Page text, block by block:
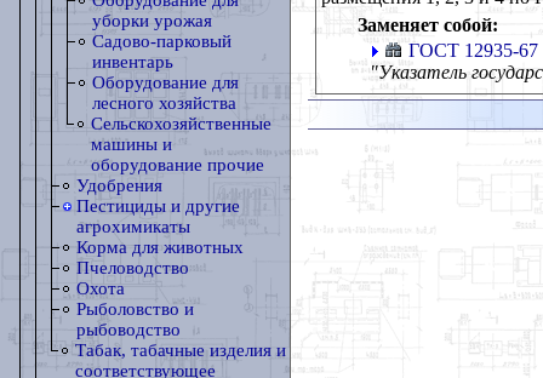
уборки урожая
Садово-парковый
инвентарь
Оборудование для
лесного хозяйства
Сельскохозяйственные
машины и
оборудование прочие
Удобрения
Пестициды и другие
агрохимикаты
Корма для животных
Пчеловодство
Охота
Рыболовство и
рыбоводство
Табак, табачные изделия и
соответствующее
Заменяет собой:
ГОСТ 12935-67
"Указатель